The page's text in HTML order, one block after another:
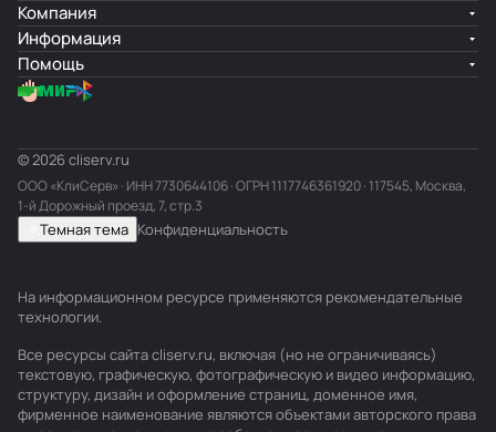
Компания
Информация
Помощь
© 2026 cliserv.ru
ООО «КлиСерв» · ИНН7730644106· ОГРН 1117746361920 · 117545, Москва,
1-й Дорожный проезд, 7, стр.3
Темная тема Конфиденциальность
На информационном ресурсе применяются рекомендательные
технологии.
Все ресурсы сайта cliserv.ru, включая (но не ограничиваясь)
текстовую, графическую, фотографическую и видео информацию,
структуру, дизайн и оформление страниц, доменное имя,
фирменное наименование являются объектами авторского права